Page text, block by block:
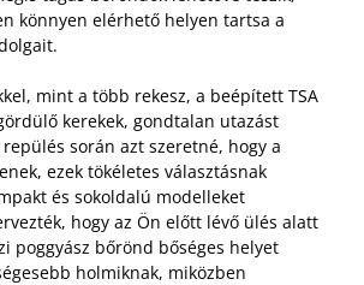
könnyen elérhető helyen tartsa a
mint a több rekesz, a beépített TSA
kerekek, gondtalan utazást
során azt szeretné, hogy a
ezek tökéletes választásnak
és sokoldalú modelleket
hogy az Ön előtt lévő ülés alatt
poggyász bőrönd bőséges helyet
holmiknak, miközben